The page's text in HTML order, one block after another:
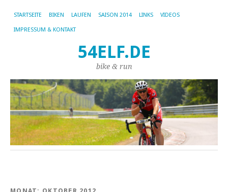
STARTSEITE BIKEN LAUFEN SAISON 2014 LINKS VIDEOS
IMPRESSUM & KONTAKT
54ELF.DE
bike & run